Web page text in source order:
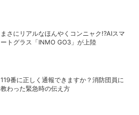
まさにリアルなほんやくコンニャク!?AIスマ
ートグラス「INMO GO3」が上陸
119番に正しく通報できますか？消防団員に
教わった緊急時の伝え方